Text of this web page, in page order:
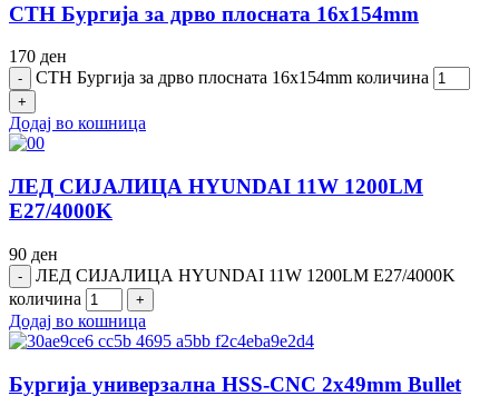
СТН Бургија за дрво плосната 16x154mm
170 ден
СТН Бургија за дрво плосната 16x154mm количина
Додај во кошница
ЛЕД СИЈАЛИЦА HYUNDAI 11W 1200LM
E27/4000K
90 ден
ЛЕД СИЈАЛИЦА HYUNDAI 11W 1200LM E27/4000K
количина
Додај во кошница
Бургија универзална HSS-CNC 2x49mm Bullet